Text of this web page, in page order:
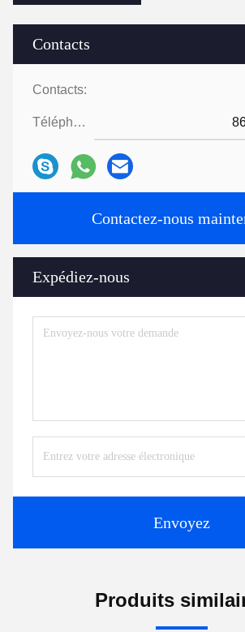
Contacts
Contacts:
Téléphone:
Contactez-nous
Expédiez-nous
Envoyez
Produits